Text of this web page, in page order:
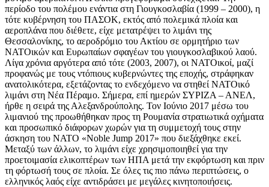
περίοδο του πολέμου ενάντια στη Γιουγκοσλαβία (1999 – 2000), η
τότε κυβέρνηση του ΠΑΣΟΚ, εκτός από πολεμικά πλοία και
αεροπλάνα που διέθετε, είχε μετατρέψει το λιμάνι της
Θεσσαλονίκης, το αεροδρόμιο του Ακτίου σε ορμητήριο των
ΝΑΤΟικών και Ευρωπαίων σφαγέων του γιουγκοσλαβικού λαού.
Λίγα χρόνια αργότερα από τότε (2003, 2007), οι ΝΑΤΟικοί, μαζί
προφανώς με τους ντόπιους κυβερνώντες της εποχής, στράφηκαν
ανατολικότερα, εξετάζοντας το ενδεχόμενο να στηθεί ΝΑΤΟικό
λιμάνι στη Νέα Πέραμο. Σήμερα, επί ημερών ΣΥΡΙΖΑ – ΑΝΕΛ,
ήρθε η σειρά της Αλεξανδρούπολης. Τον Ιούνιο 2017 μέσω του
λιμανιού της προωθήθηκαν προς τη Ρουμανία στρατιωτικά οχήματα
και προσωπικό διάφορων χωρών για τη συμμετοχή τους στην
άσκηση του ΝΑΤΟ «Noble Jump 2017» που διεξάχθηκε εκεί.
Μεταξύ των άλλων, το λιμάνι είχε χρησιμοποιηθεί για την
προετοιμασία ελικοπτέρων των ΗΠΑ μετά την εκφόρτωση και πριν
τη φόρτωσή τους σε πλοία. Σε όλες τις πιο πάνω περιπτώσεις, ο
ελληνικός λαός είχε αντιδράσει με μεγάλες κινητοποιήσεις.